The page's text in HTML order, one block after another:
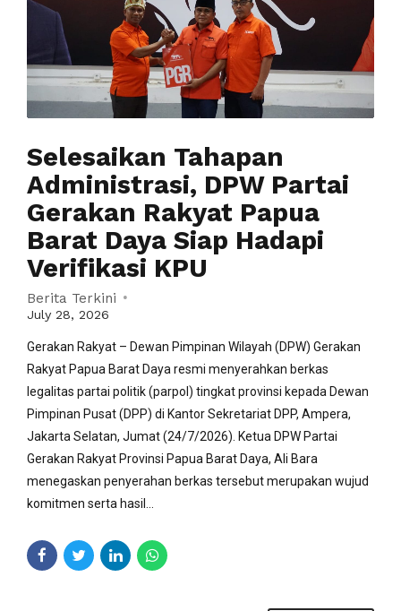
Selesaikan Tahapan
Administrasi, DPW Partai
Gerakan Rakyat Papua
Barat Daya Siap Hadapi
Verifikasi KPU
Berita Terkini
July 28, 2026
Gerakan Rakyat – Dewan Pimpinan Wilayah (DPW) Gerakan
Rakyat Papua Barat Daya resmi menyerahkan berkas
legalitas partai politik (parpol) tingkat provinsi kepada Dewan
Pimpinan Pusat (DPP) di Kantor Sekretariat DPP, Ampera,
Jakarta Selatan, Jumat (24/7/2026). Ketua DPW Partai
Gerakan Rakyat Provinsi Papua Barat Daya, Ali Bara
menegaskan penyerahan berkas tersebut merupakan wujud
komitmen serta hasil...